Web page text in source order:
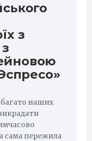
з
наших
сама пережила